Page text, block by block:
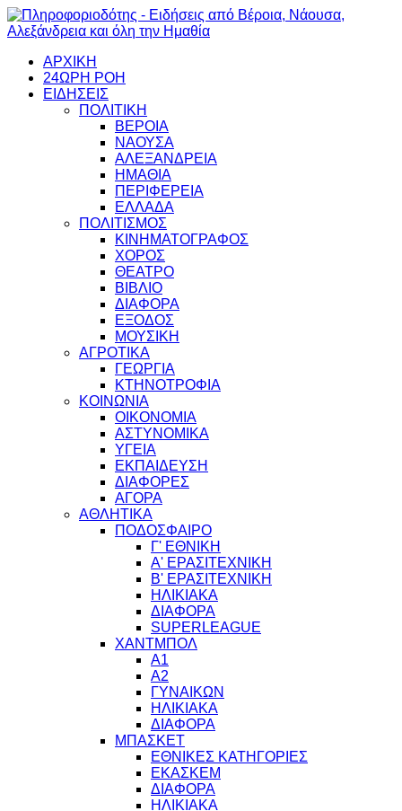
ΑΡΧΙΚΗ
24ΩΡΗ ΡΟΗ
ΕΙΔΗΣΕΙΣ
ΠΟΛΙΤΙΚΗ
ΒΕΡΟΙΑ
ΝΑΟΥΣΑ
ΑΛΕΞΑΝΔΡΕΙΑ
ΗΜΑΘΙΑ
ΠΕΡΙΦΕΡΕΙΑ
ΕΛΛΑΔΑ
ΠΟΛΙΤΙΣΜΟΣ
ΚΙΝΗΜΑΤΟΓΡΑΦΟΣ
ΧΟΡΟΣ
ΘΕΑΤΡΟ
ΒΙΒΛΙΟ
ΔΙΑΦΟΡΑ
ΕΞΟΔΟΣ
ΜΟΥΣΙΚΗ
ΑΓΡΟΤΙΚΑ
ΓΕΩΡΓΙΑ
ΚΤΗΝΟΤΡΟΦΙΑ
ΚΟΙΝΩΝΙΑ
ΟΙΚΟΝΟΜΙΑ
ΑΣΤΥΝΟΜΙΚΑ
ΥΓΕΙΑ
ΕΚΠΑΙΔΕΥΣΗ
ΔΙΑΦΟΡΕΣ
ΑΓΟΡΑ
ΑΘΛΗΤΙΚΑ
ΠΟΔΟΣΦΑΙΡΟ
Γ' ΕΘΝΙΚΗ
Α' ΕΡΑΣΙΤΕΧΝΙΚΗ
Β' ΕΡΑΣΙΤΕΧΝΙΚΗ
ΗΛΙΚΙΑΚΑ
ΔΙΑΦΟΡΑ
SUPERLEAGUE
ΧΑΝΤΜΠΟΛ
Α1
Α2
ΓΥΝΑΙΚΩΝ
ΗΛΙΚΙΑΚΑ
ΔΙΑΦΟΡΑ
ΜΠΑΣΚΕΤ
ΕΘΝΙΚΕΣ ΚΑΤΗΓΟΡΙΕΣ
ΕΚΑΣΚΕΜ
ΔΙΑΦΟΡΑ
ΗΛΙΚΙΑΚΑ